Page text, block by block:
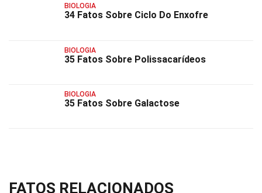
BIOLOGIA
34 Fatos Sobre Ciclo Do Enxofre
BIOLOGIA
35 Fatos Sobre Polissacarídeos
BIOLOGIA
35 Fatos Sobre Galactose
FATOS RELACIONADOS